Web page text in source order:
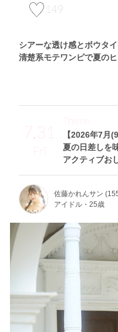
149
シアーな透け感とボウタ
清楚系モテワンピで夏の
7.31
Fri
【2026年7月
夏の日差しを
アクティブお
Theme
佐藤かれんサン
アイドル・25歳